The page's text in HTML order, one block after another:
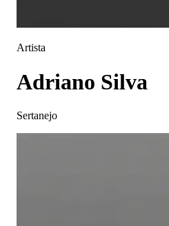
Artista
Adriano Silva
Sertanejo